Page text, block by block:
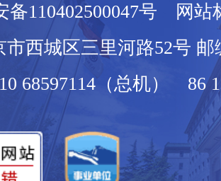
备110402500047号 网站
西城区三里河路52号 邮
68597114（总机） 86